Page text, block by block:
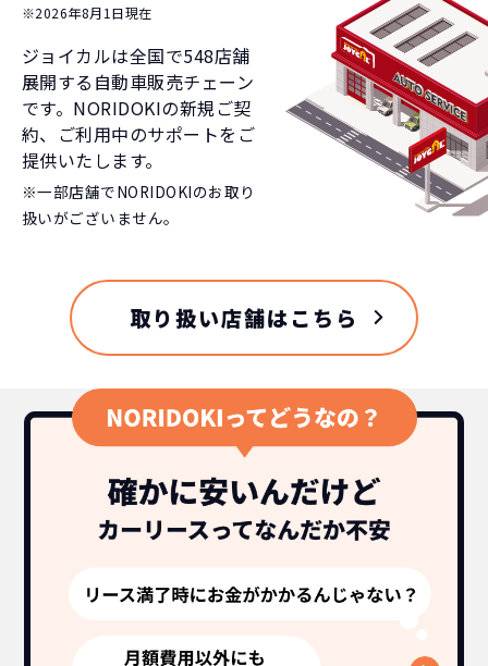
※2026年8月1日現在
ジョイカルは全国で548店舗
展開する自動車販売チェーン
です。NORIDOKIの新規ご契
約、ご利用中のサポートをご
提供いたします。
※一部店舗でNORIDOKIのお取り
扱いがございません。
取り扱い店舗はこちら